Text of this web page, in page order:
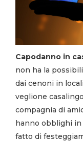
Capodanno in
non ha la
dai cenoni in
veglione
compagnia di
hanno obblighi
fatto di